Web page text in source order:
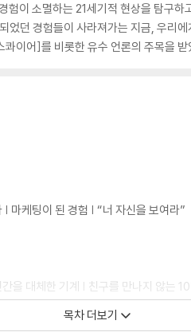
험이 소멸하는 21세기적 현상을 탐구
었던 경험들이 사라져가는 지금, 우리
이어]를 비롯한 유수 언론의 주목을 받
마케팅이 된 경험 | “너 자신을 보여라”
을 대체한 기계 | 친구를 만나지 않는
목차 더보기